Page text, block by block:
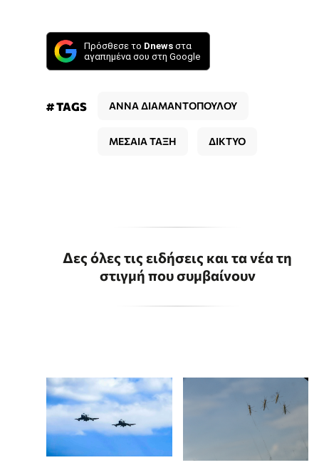
Πρόσθεσε το Dnews στα
αγαπημένα σου στη Google
# TAGS ΑΝΝΑ ΔΙΑΜΑΝΤΟΠΟΥΛΟΥ
ΜΕΣΑΙΑ ΤΑΞΗ ΔΙΚΤΥΟ
Δες όλες τις ειδήσεις και τα νέα τη
στιγμή που συμβαίνουν